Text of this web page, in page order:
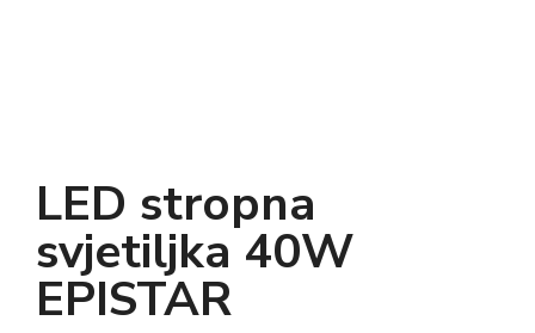
LED stropna
svjetiljka 40W
EPISTAR